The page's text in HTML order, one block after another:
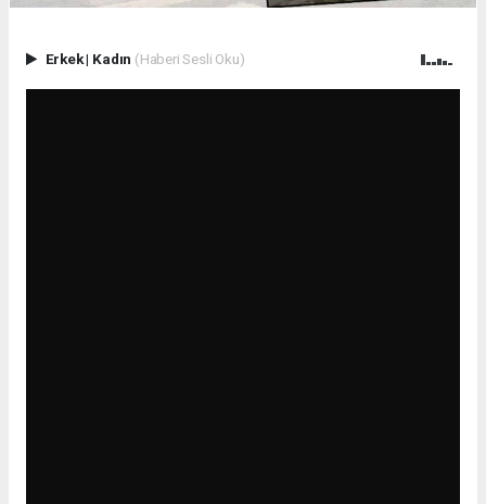
Erkek| Kadın (Haberi Sesli Oku)